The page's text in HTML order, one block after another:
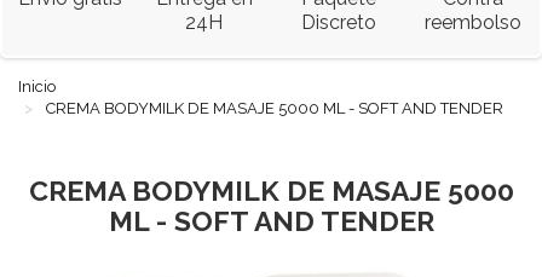
24H
Discreto
reembolso
Inicio
CREMA BODYMILK DE MASAJE 5000 ML - SOFT AND TENDER
CREMA BODYMILK DE MASAJE 5000
ML - SOFT AND TENDER